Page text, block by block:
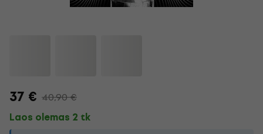
37 € 40,90 €
Laos olemas 2 tk